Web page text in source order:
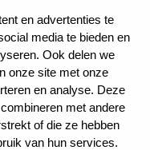
en advertenties te
media te bieden en
Ook delen we
onze site met onze
en analyse. Deze
met andere
of die ze hebben
van hun services.
Nijmegen,